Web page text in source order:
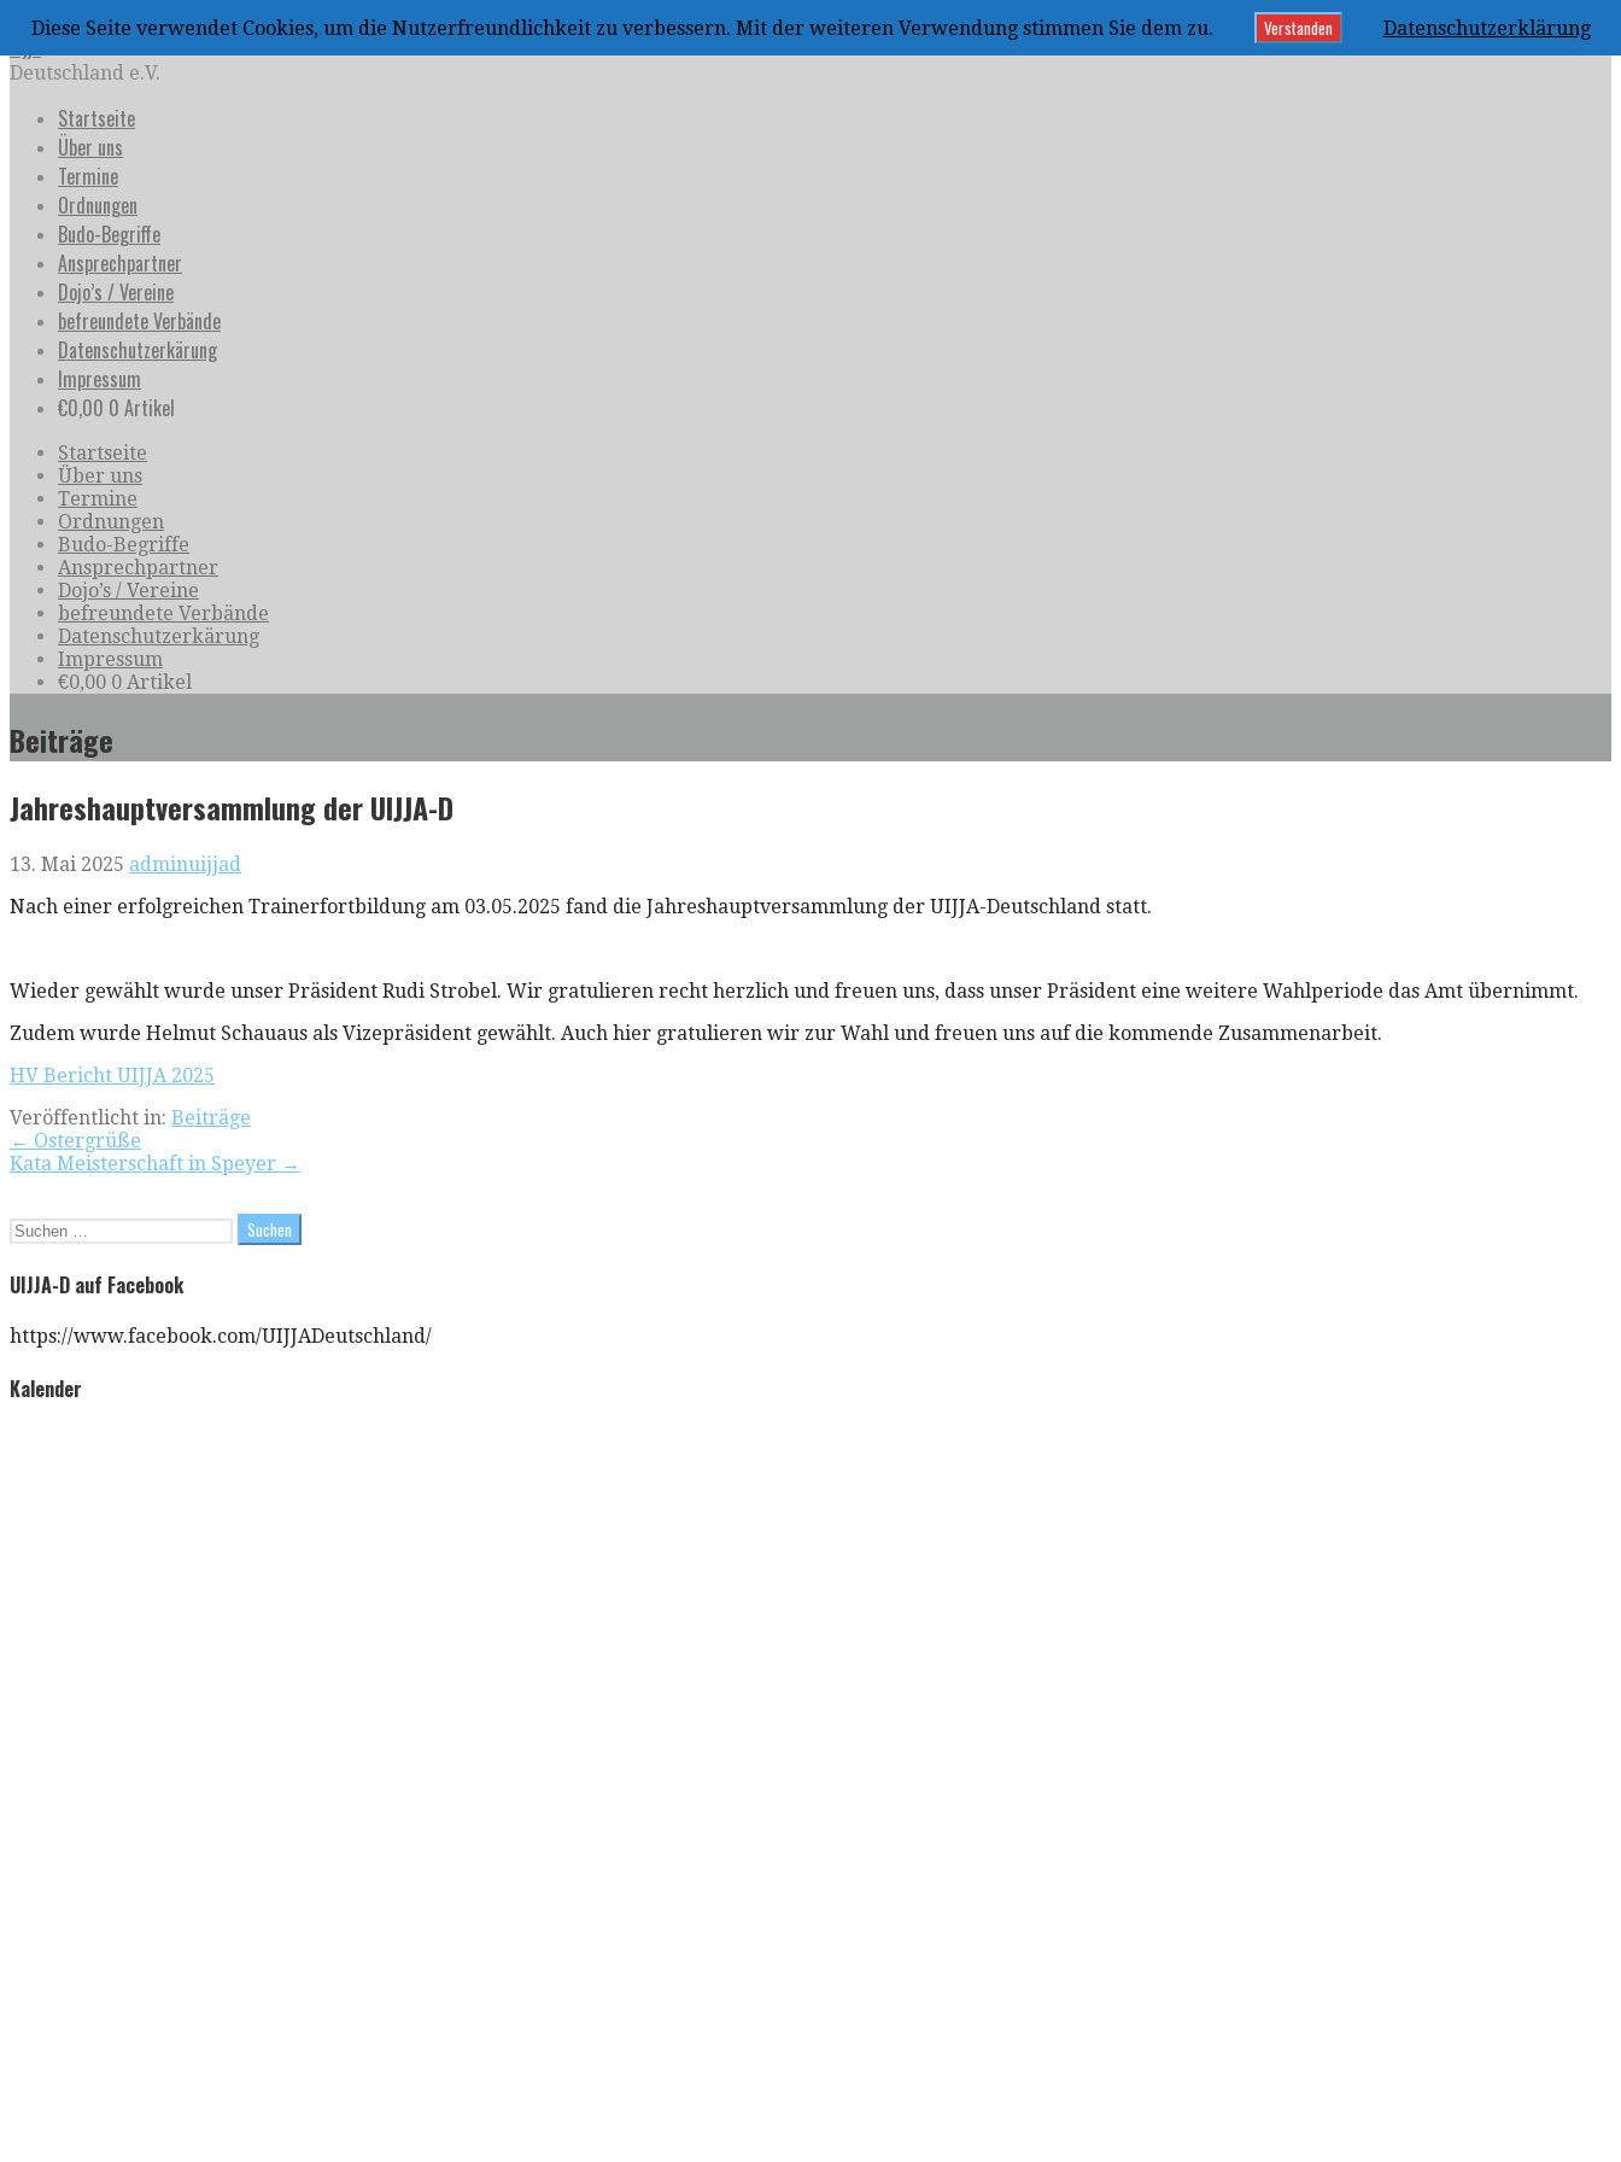
Zum
Inhalt
springen
Deutschland e.V.
Startseite
Über uns
Termine
Ordnungen
Budo-Begriffe
Ansprechpartner
Dojo’s / Vereine
befreundete Verbände
Datenschutzerkärung
Impressum
€0,00 0 Artikel
Startseite
Über uns
Termine
Ordnungen
Budo-Begriffe
Ansprechpartner
Dojo’s / Vereine
befreundete Verbände
Datenschutzerkärung
Impressum
€0,00 0 Artikel
Beiträge
Jahreshauptversammlung der UIJJA-D
13. Mai 2025 adminuijjad
Nach einer erfolgreichen Trainerfortbildung am 03.05.2025 fand die Jahreshauptversammlung der UIJJA-Deutschland statt.
Wieder gewählt wurde unser Präsident Rudi Strobel. Wir gratulieren recht herzlich und freuen uns, dass unser Präsident eine weitere Wahlperiode das Amt übernimmt.
Zudem wurde Helmut Schauaus als Vizepräsident gewählt. Auch hier gratulieren wir zur Wahl und freuen uns auf die kommende Zusammenarbeit.
HV Bericht UIJJA 2025
Veröffentlicht in: Beiträge
Beitragsnavigation
← Ostergrüße
Kata Meisterschaft in Speyer →
Suchen
UIJJA-D auf Facebook
https://www.facebook.com/UIJJADeutschland/
Kalender
Diese Seite verwendet Cookies, um die Nutzerfreundlichkeit zu verbessern. Mit der weiteren Verwendung stimmen Sie dem zu. Verstanden Datenschutzerklärung